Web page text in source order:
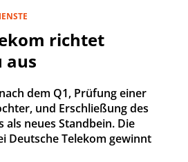
richtet
aus
dem Q1, Prüfung einer
und Erschließung des
neues Standbein. Die
Deutsche Telekom gewinnt